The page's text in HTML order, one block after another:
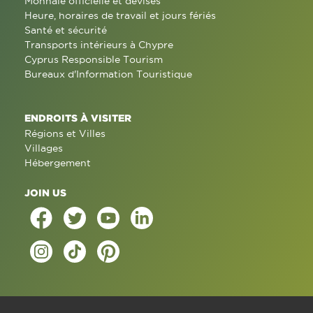
Heure, horaires de travail et jours fériés
Santé et sécurité
Transports intérieurs à Chypre
Cyprus Responsible Tourism
Bureaux d'Information Touristique
ENDROITS À VISITER
Régions et Villes
Villages
Hébergement
JOIN US